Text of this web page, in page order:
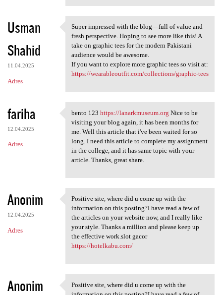
Usman
Shahid
11.04.2025
Adres
Super impressed with the blog
Super impressed with the blog—full of value and
fresh perspective. Hoping to see more like this! A
take on graphic tees for the modern Pakistani
audience would be awesome.
If you want to explore more graphic tees so visit at:
https://wearableoutfit.com/collections/graphic-tees
fariha
12.04.2025
Adres
bento 123 https:/
bento 123 https://lanarkmuseum.org Nice to be
visiting your blog again, it has been months for
me. Well this article that i've been waited for so
long. I need this article to complete my assignment
in the college, and it has same topic with your
article. Thanks, great share.
Anonim
12.04.2025
Adres
Positive site, where did u
Positive site, where did u come up with the
information on this posting?I have read a few of
the articles on your website now, and I really like
your style. Thanks a million and please keep up
the effective work.slot gacor
https://hotelkabu.com/
Anonim Positive site, where did u
Positive site, where did u come up with the